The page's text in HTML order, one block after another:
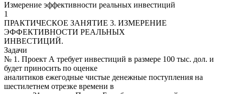
Измерение эффективности реальных инвестиций
1
ПРАКТИЧЕСКОЕ ЗАНЯТИЕ 3. ИЗМЕРЕНИЕ
ЭФФЕКТИВНОСТИ РЕАЛЬНЫХ
ИНВЕСТИЦИЙ.
Задачи
№ 1. Проект А требует инвестиций в размере 100 тыс. дол. и
будет приносить по оценке
аналитиков ежегодные чистые денежные поступления на
шестилетнем отрезке времени в